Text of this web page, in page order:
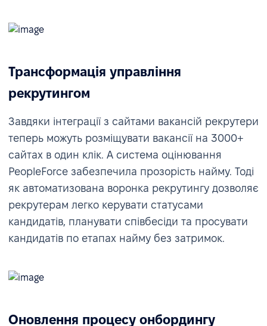
Трансформація управління
рекрутингом
Завдяки інтеграції з сайтами вакансій рекрутери
теперь можуть розміщувати вакансії на 3000+
сайтах в один клік. А система оцінювання
PeopleForce забезпечила прозорість найму. Тоді
як автоматизована воронка рекрутингу дозволяє
рекрутерам легко керувати статусами
кандидатів, планувати співбесіди та просувати
кандидатів по етапах найму без затримок.
Оновлення процесу онбордингу